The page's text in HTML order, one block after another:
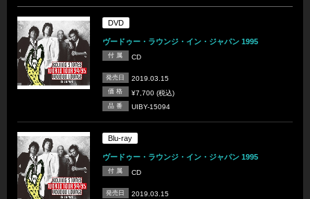
DVD
ヴードゥー・ラウンジ・イン・ジャパン 1995
付 属 CD
発売日 2019.03.15
価 格 ¥7,700 (税込)
品 番 UIBY-15094
Blu-ray
ヴードゥー・ラウンジ・イン・ジャパン 1995
付 属 CD
発売日 2019.03.15